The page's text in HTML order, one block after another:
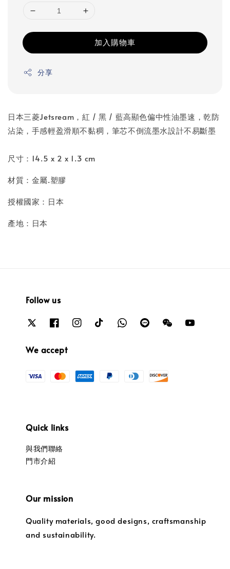
加入購物車
分享
日本三菱Jetsream，紅 / 黑 / 藍高顯色偏中性油墨速，乾防
沾染，手感輕盈滑順不黏稠，筆芯不倒流墨水設計不易斷墨
尺寸：14.5 x 2 x 1.3 cm
材質：金屬.塑膠
授權國家：日本
產地：日本
Follow us
We accept
Quick links
與我們聯絡
門市介紹
Our mission
Quality materials, good designs, craftsmanship
and sustainability.